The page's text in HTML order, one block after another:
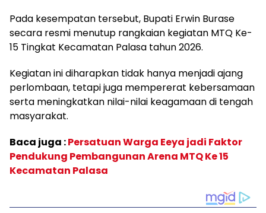
Pada kesempatan tersebut, Bupati Erwin Burase
secara resmi menutup rangkaian kegiatan MTQ Ke-
15 Tingkat Kecamatan Palasa tahun 2026.
Kegiatan ini diharapkan tidak hanya menjadi ajang
perlombaan, tetapi juga mempererat kebersamaan
serta meningkatkan nilai-nilai keagamaan di tengah
masyarakat.
Baca juga :Persatuan Warga Eeya jadi Faktor
Pendukung Pembangunan Arena MTQ Ke 15
Kecamatan Palasa